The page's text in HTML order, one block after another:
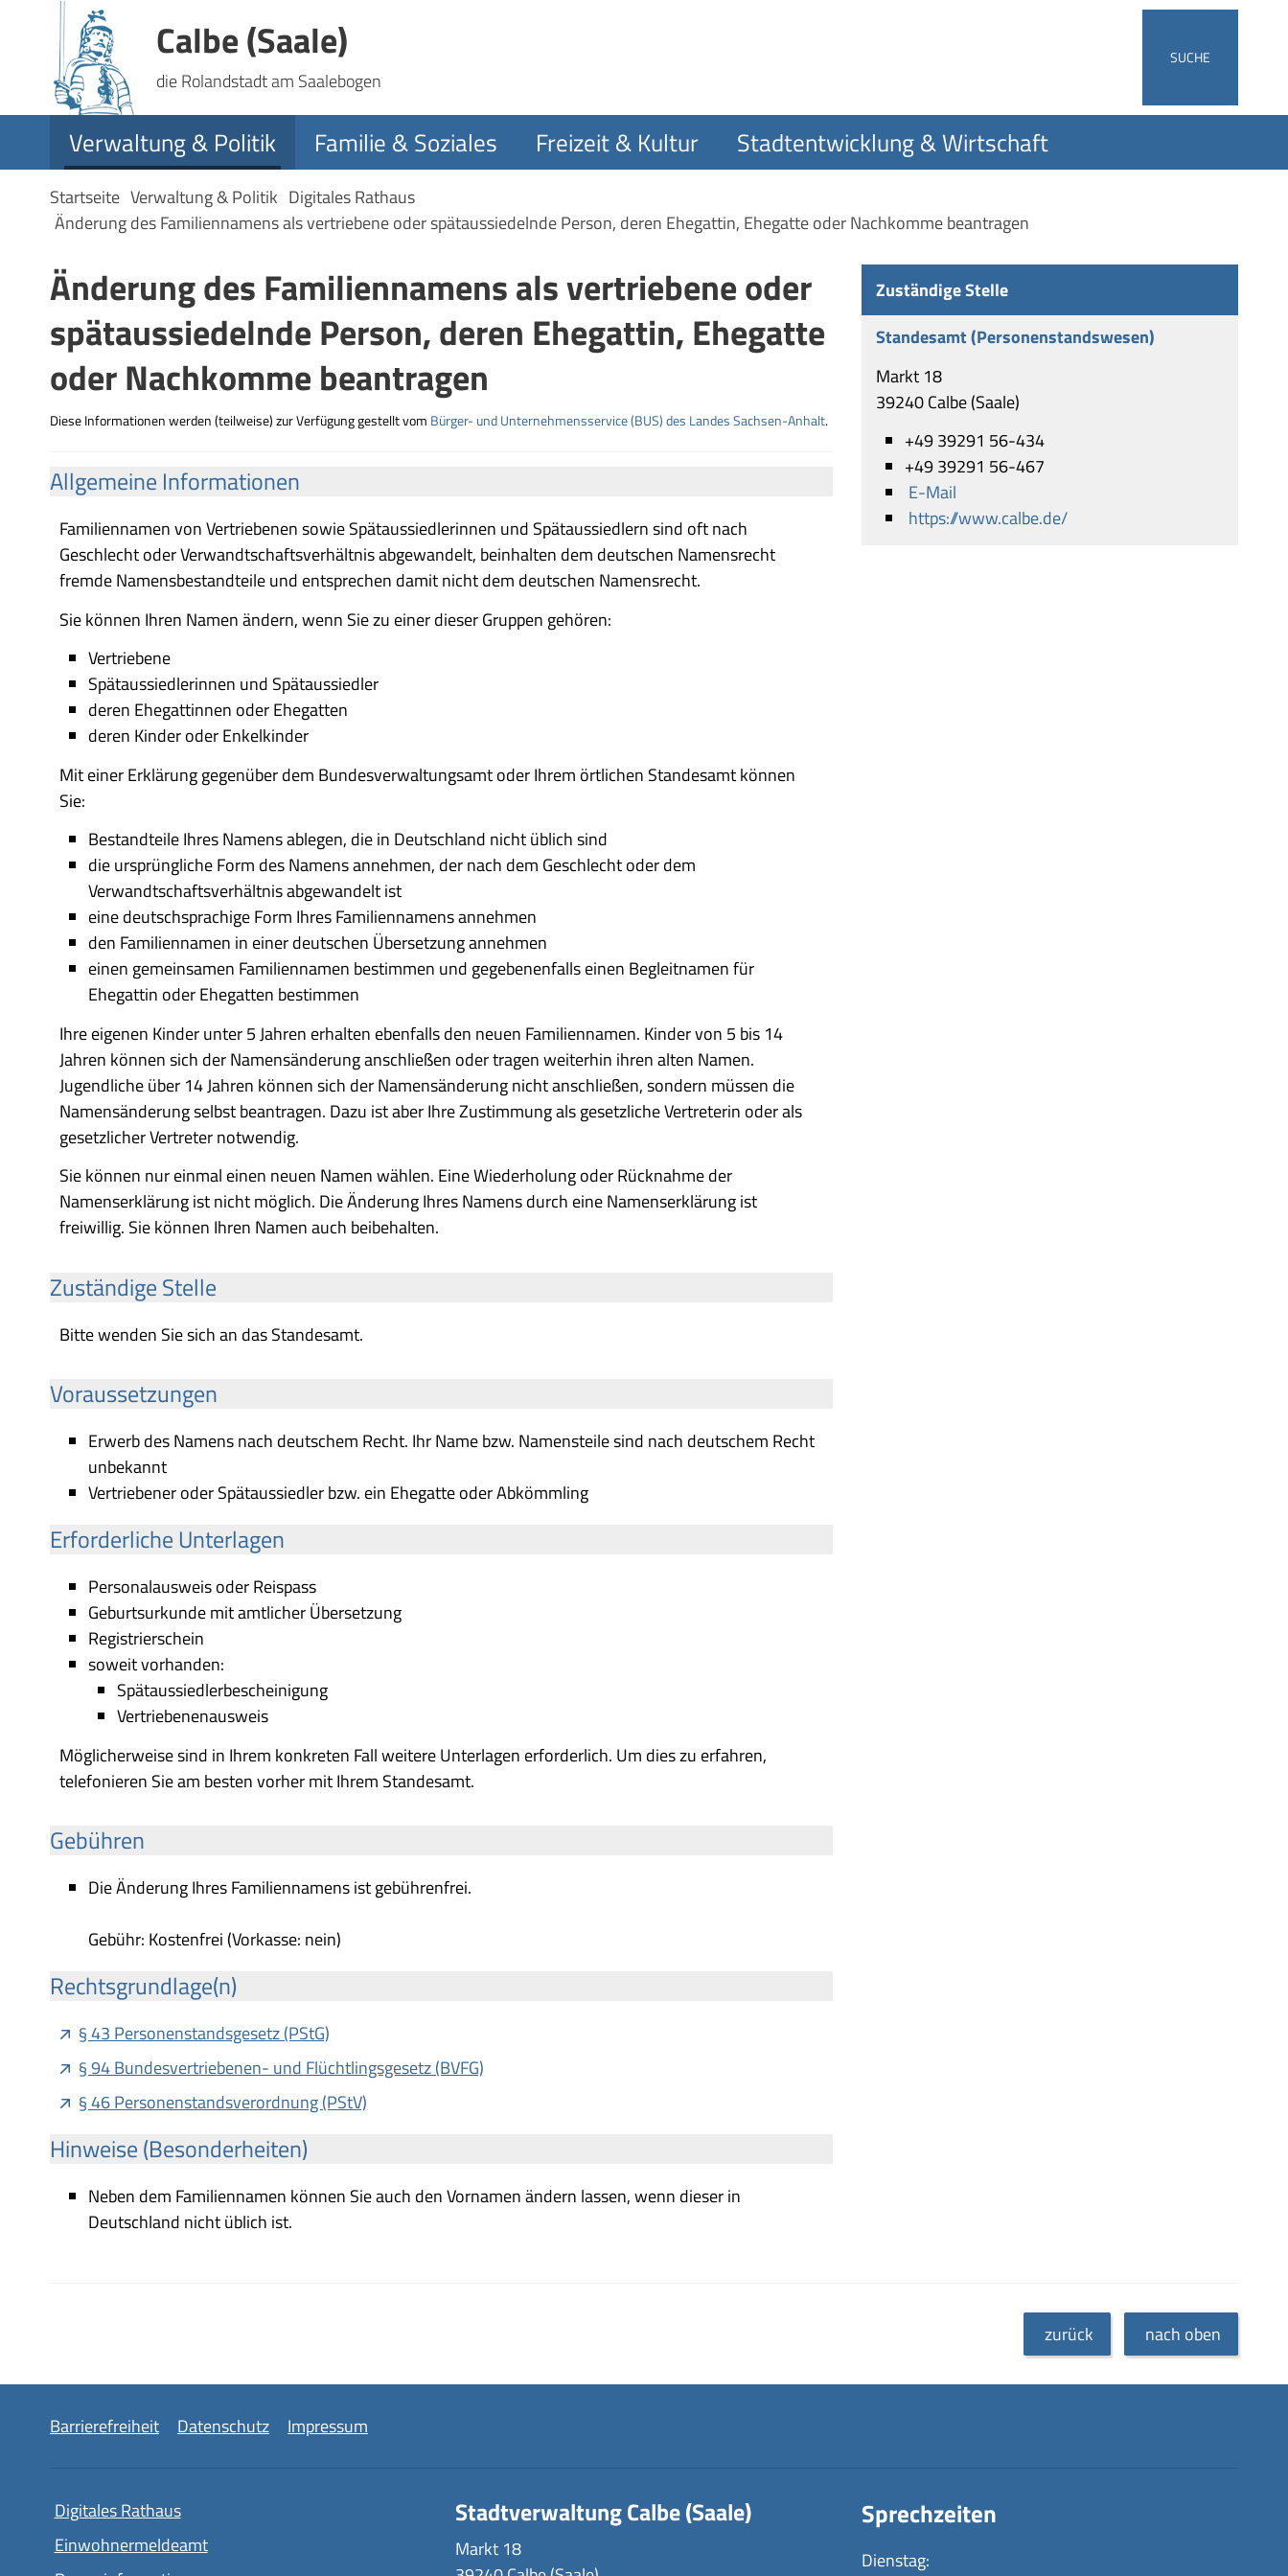
Calbe (Saale)
die Rolandstadt am Saalebogen
SUCHE
Verwaltung & Politik Familie & Soziales Freizeit & Kultur Stadtentwicklung & Wirtschaft
Startseite Verwaltung & Politik Digitales Rathaus
Änderung des Familiennamens als vertriebene oder spätaussiedelnde Person, deren Ehegattin, Ehegatte oder Nachkomme beantragen
Änderung des Familiennamens als vertriebene oder
spätaussiedelnde Person, deren Ehegattin, Ehegatte
oder Nachkomme beantragen
Diese Informationen werden (teilweise) zur Verfügung gestellt vom Bürger- und Unternehmensservice (BUS) des Landes Sachsen-Anhalt.
Allgemeine Informationen
Familiennamen von Vertriebenen sowie Spätaussiedlerinnen und Spätaussiedlern sind oft nach
Geschlecht oder Verwandtschaftsverhältnis abgewandelt, beinhalten dem deutschen Namensrecht
fremde Namensbestandteile und entsprechen damit nicht dem deutschen Namensrecht.
Sie können Ihren Namen ändern, wenn Sie zu einer dieser Gruppen gehören:
Vertriebene
Spätaussiedlerinnen und Spätaussiedler
deren Ehegattinnen oder Ehegatten
deren Kinder oder Enkelkinder
Mit einer Erklärung gegenüber dem Bundesverwaltungsamt oder Ihrem örtlichen Standesamt können
Sie:
Bestandteile Ihres Namens ablegen, die in Deutschland nicht üblich sind
die ursprüngliche Form des Namens annehmen, der nach dem Geschlecht oder dem
Verwandtschaftsverhältnis abgewandelt ist
eine deutschsprachige Form Ihres Familiennamens annehmen
den Familiennamen in einer deutschen Übersetzung annehmen
einen gemeinsamen Familiennamen bestimmen und gegebenenfalls einen Begleitnamen für
Ehegattin oder Ehegatten bestimmen
Ihre eigenen Kinder unter 5 Jahren erhalten ebenfalls den neuen Familiennamen. Kinder von 5 bis 14
Jahren können sich der Namensänderung anschließen oder tragen weiterhin ihren alten Namen.
Jugendliche über 14 Jahren können sich der Namensänderung nicht anschließen, sondern müssen die
Namensänderung selbst beantragen. Dazu ist aber Ihre Zustimmung als gesetzliche Vertreterin oder als
gesetzlicher Vertreter notwendig.
Sie können nur einmal einen neuen Namen wählen. Eine Wiederholung oder Rücknahme der
Namenserklärung ist nicht möglich. Die Änderung Ihres Namens durch eine Namenserklärung ist
freiwillig. Sie können Ihren Namen auch beibehalten.
Zuständige Stelle
Bitte wenden Sie sich an das Standesamt.
Voraussetzungen
Erwerb des Namens nach deutschem Recht. Ihr Name bzw. Namensteile sind nach deutschem Recht
unbekannt
Vertriebener oder Spätaussiedler bzw. ein Ehegatte oder Abkömmling
Erforderliche Unterlagen
Personalausweis oder Reispass
Geburtsurkunde mit amtlicher Übersetzung
Registrierschein
soweit vorhanden:
Spätaussiedlerbescheinigung
Vertriebenenausweis
Möglicherweise sind in Ihrem konkreten Fall weitere Unterlagen erforderlich. Um dies zu erfahren,
telefonieren Sie am besten vorher mit Ihrem Standesamt.
Gebühren
Die Änderung Ihres Familiennamens ist gebührenfrei.
Gebühr: Kostenfrei (Vorkasse: nein)
Rechtsgrundlage(n)
§ 43 Personenstandsgesetz (PStG)
§ 94 Bundesvertriebenen- und Flüchtlingsgesetz (BVFG)
§ 46 Personenstandsverordnung (PStV)
Hinweise (Besonderheiten)
Neben dem Familiennamen können Sie auch den Vornamen ändern lassen, wenn dieser in
Deutschland nicht üblich ist.
Zuständige Stelle
Standesamt (Personenstandswesen)
Markt 18
39240 Calbe (Saale)
+49 39291 56-434
+49 39291 56-467
E-Mail
https://www.calbe.de/
zurück nach oben
Barrierefreiheit Datenschutz Impressum
Digitales Rathaus
Einwohnermeldeamt
Stadtverwaltung Calbe (Saale)
Markt 18
Sprechzeiten
Dienstag: